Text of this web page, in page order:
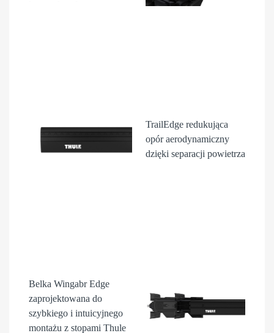
TrailEdge redukująca
opór aerodynamiczny
dzięki separacji powietrza
Belka Wingabr Edge
zaprojektowana do
szybkiego i intuicyjnego
montażu z stopami Thule